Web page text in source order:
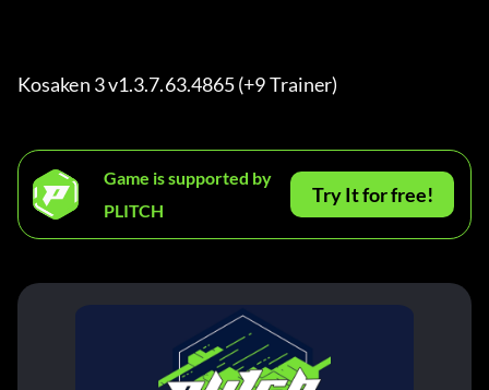
Kosaken 3 v1.3.7.63.4865 (+9 Trainer)
Game is supported by
PLITCH
Try It for free!